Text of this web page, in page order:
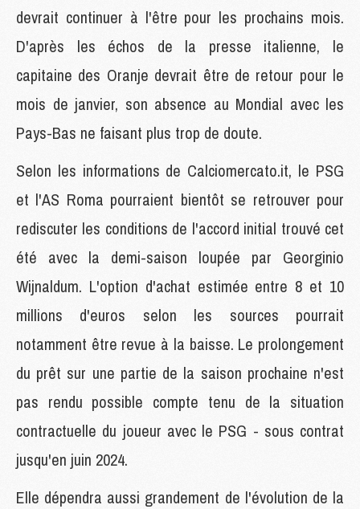
devrait continuer à l'être pour les prochains mois.
D'après les échos de la presse italienne, le
capitaine des Oranje devrait être de retour pour le
mois de janvier, son absence au Mondial avec les
Pays-Bas ne faisant plus trop de doute.
Selon les informations de Calciomercato.it, le PSG
et l'AS Roma pourraient bientôt se retrouver pour
rediscuter les conditions de l'accord initial trouvé cet
été avec la demi-saison loupée par Georginio
Wijnaldum. L'option d'achat estimée entre 8 et 10
millions d'euros selon les sources pourrait
notamment être revue à la baisse. Le prolongement
du prêt sur une partie de la saison prochaine n'est
pas rendu possible compte tenu de la situation
contractuelle du joueur avec le PSG - sous contrat
jusqu'en juin 2024.
Elle dépendra aussi grandement de l'évolution de la